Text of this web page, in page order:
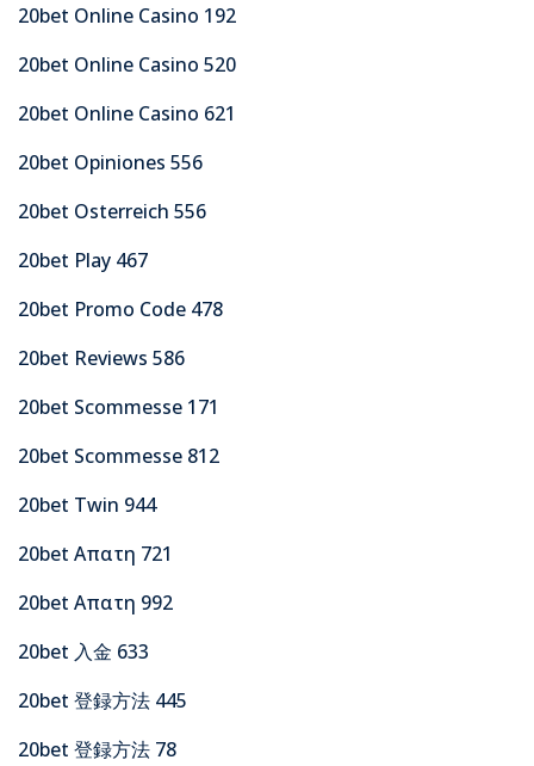
20bet Online Casino 192
20bet Online Casino 520
20bet Online Casino 621
20bet Opiniones 556
20bet Osterreich 556
20bet Play 467
20bet Promo Code 478
20bet Reviews 586
20bet Scommesse 171
20bet Scommesse 812
20bet Twin 944
20bet Απατη 721
20bet Απατη 992
20bet 入金 633
20bet 登録方法 445
20bet 登録方法 78